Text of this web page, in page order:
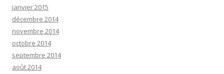
janvier 2015
décembre 2014
novembre 2014
octobre 2014
septembre 2014
août 2014